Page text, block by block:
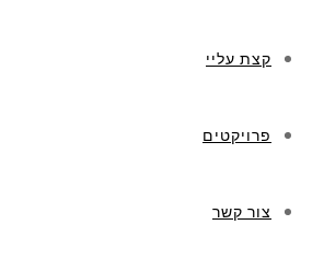
קצת עליי
פרויקטים
צור קשר